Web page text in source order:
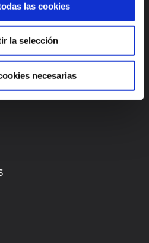
las cookies
la selección
necesarias